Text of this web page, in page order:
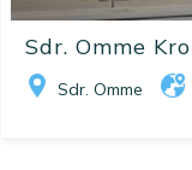
Sdr. Omme Kro
Sdr. Omme